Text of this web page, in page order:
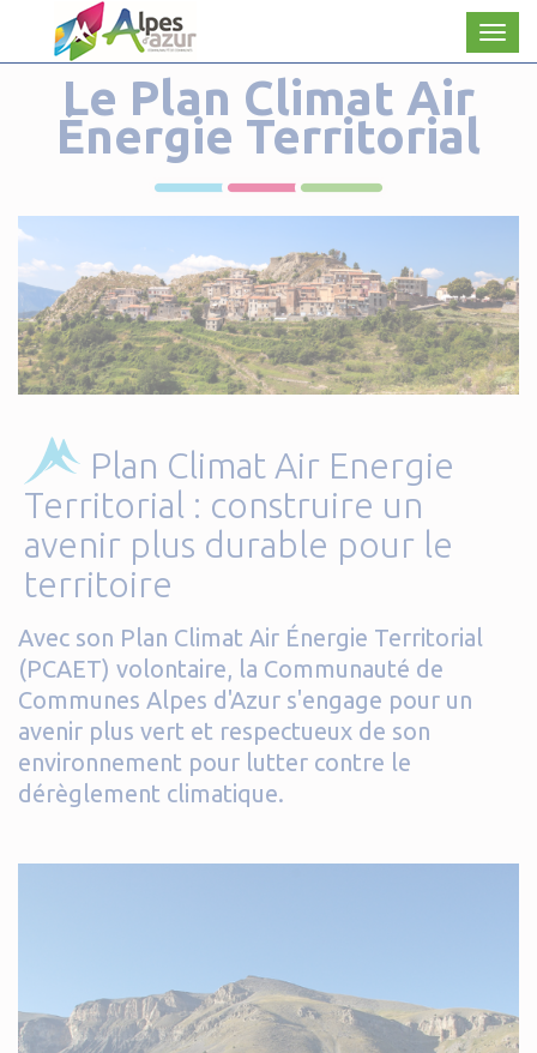
Le Plan Climat Air
Énergie Territorial
Plan Climat Air Energie
Territorial : construire un
avenir plus durable pour le
territoire
Avec son Plan Climat Air Énergie Territorial
(PCAET) volontaire, la Communauté de
Communes Alpes d'Azur s'engage pour un
avenir plus vert et respectueux de son
environnement pour lutter contre le
dérèglement climatique.
Panneau de gestion des cookies